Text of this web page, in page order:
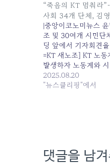
“죽음의 KT 멈춰라
사회 34개 단체, 김
|중앙이코노미뉴스
조 및 30여개 시민단
딩 앞에서 기자회견
=KT 새노조] KT 노동
발생하자 노동계와
반발하고 나섰다. KT
사: "죽음의 KT 멈춰라
2025.08.20
"뉴스클리핑"에서
댓글을 남